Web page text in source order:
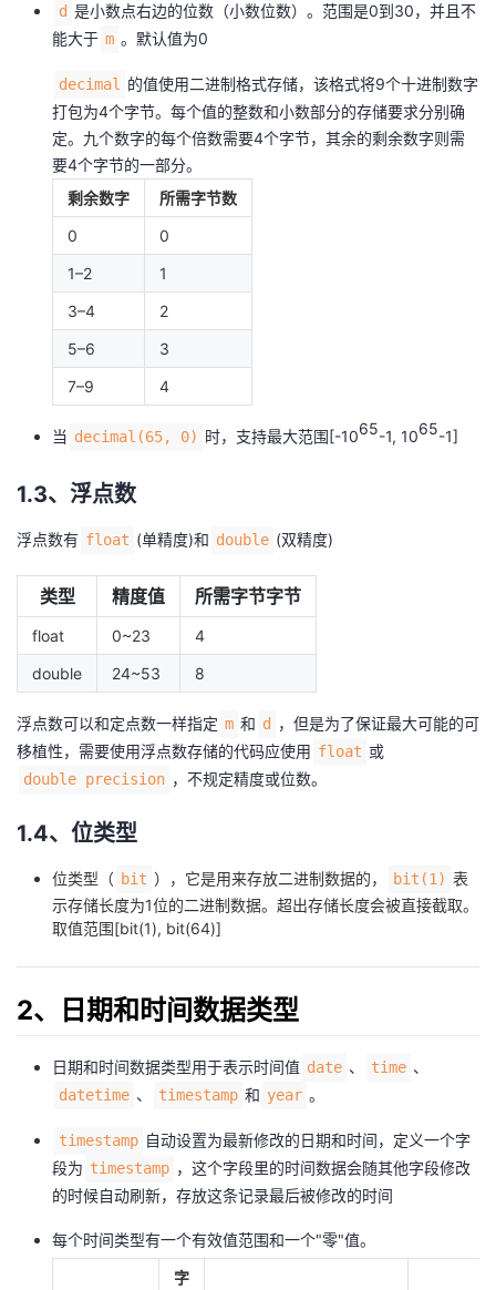
堂
的
课
我
的
我
技
术
的
云
议
d 是小数点右边的位数（小数位数）。范围是0到30，并且不
能大于 m 。默认值为0
decimal
的值使用二进制格式存储，该格式将9个十进制数字
打包为4个字节。每个值的整数和小数部分的存储要求分别确
定。九个数字的每个倍数需要4个字节，其余的剩余数字则需
要4个字节的一部分。
剩余数字
所需字节数
0
0
1–2
1
3–4
2
5–6
3
7–9
4
当 decimal(65, 0) 时，支持最大范围[-1065-1, 1065-1]
1.3、浮点数
浮点数有 float (单精度)和 double (双精度)
类型 精度值 所需字节字节
float 0~23
4
double
24~53 8
浮点数可以和定点数一样指定 m 和 d
，但是为了保证最大可能的可
移植性，需要使用浮点数存储的代码应使用 float 或
double precision ，不规定精度或位数。
1.4、位类型
位类型（ bit ），它是用来存放二进制数据的， bit(1) 表
示存储长度为1位的二进制数据。超出存储长度会被直接截取。
取值范围[bit(1), bit(64)]
2、日期和时间数据类型
日期和时间数据类型用于表示时间值 date 、 time 、
datetime 、 timestamp 和 year 。
timestamp 自动设置为最新修改的日期和时间，定义一个字
段为 timestamp ，这个字段里的时间数据会随其他字段修改
的时候自动刷新，存放这条记录最后被修改的时间
每个时间类型有一个有效值范围和一个"零"值。
字